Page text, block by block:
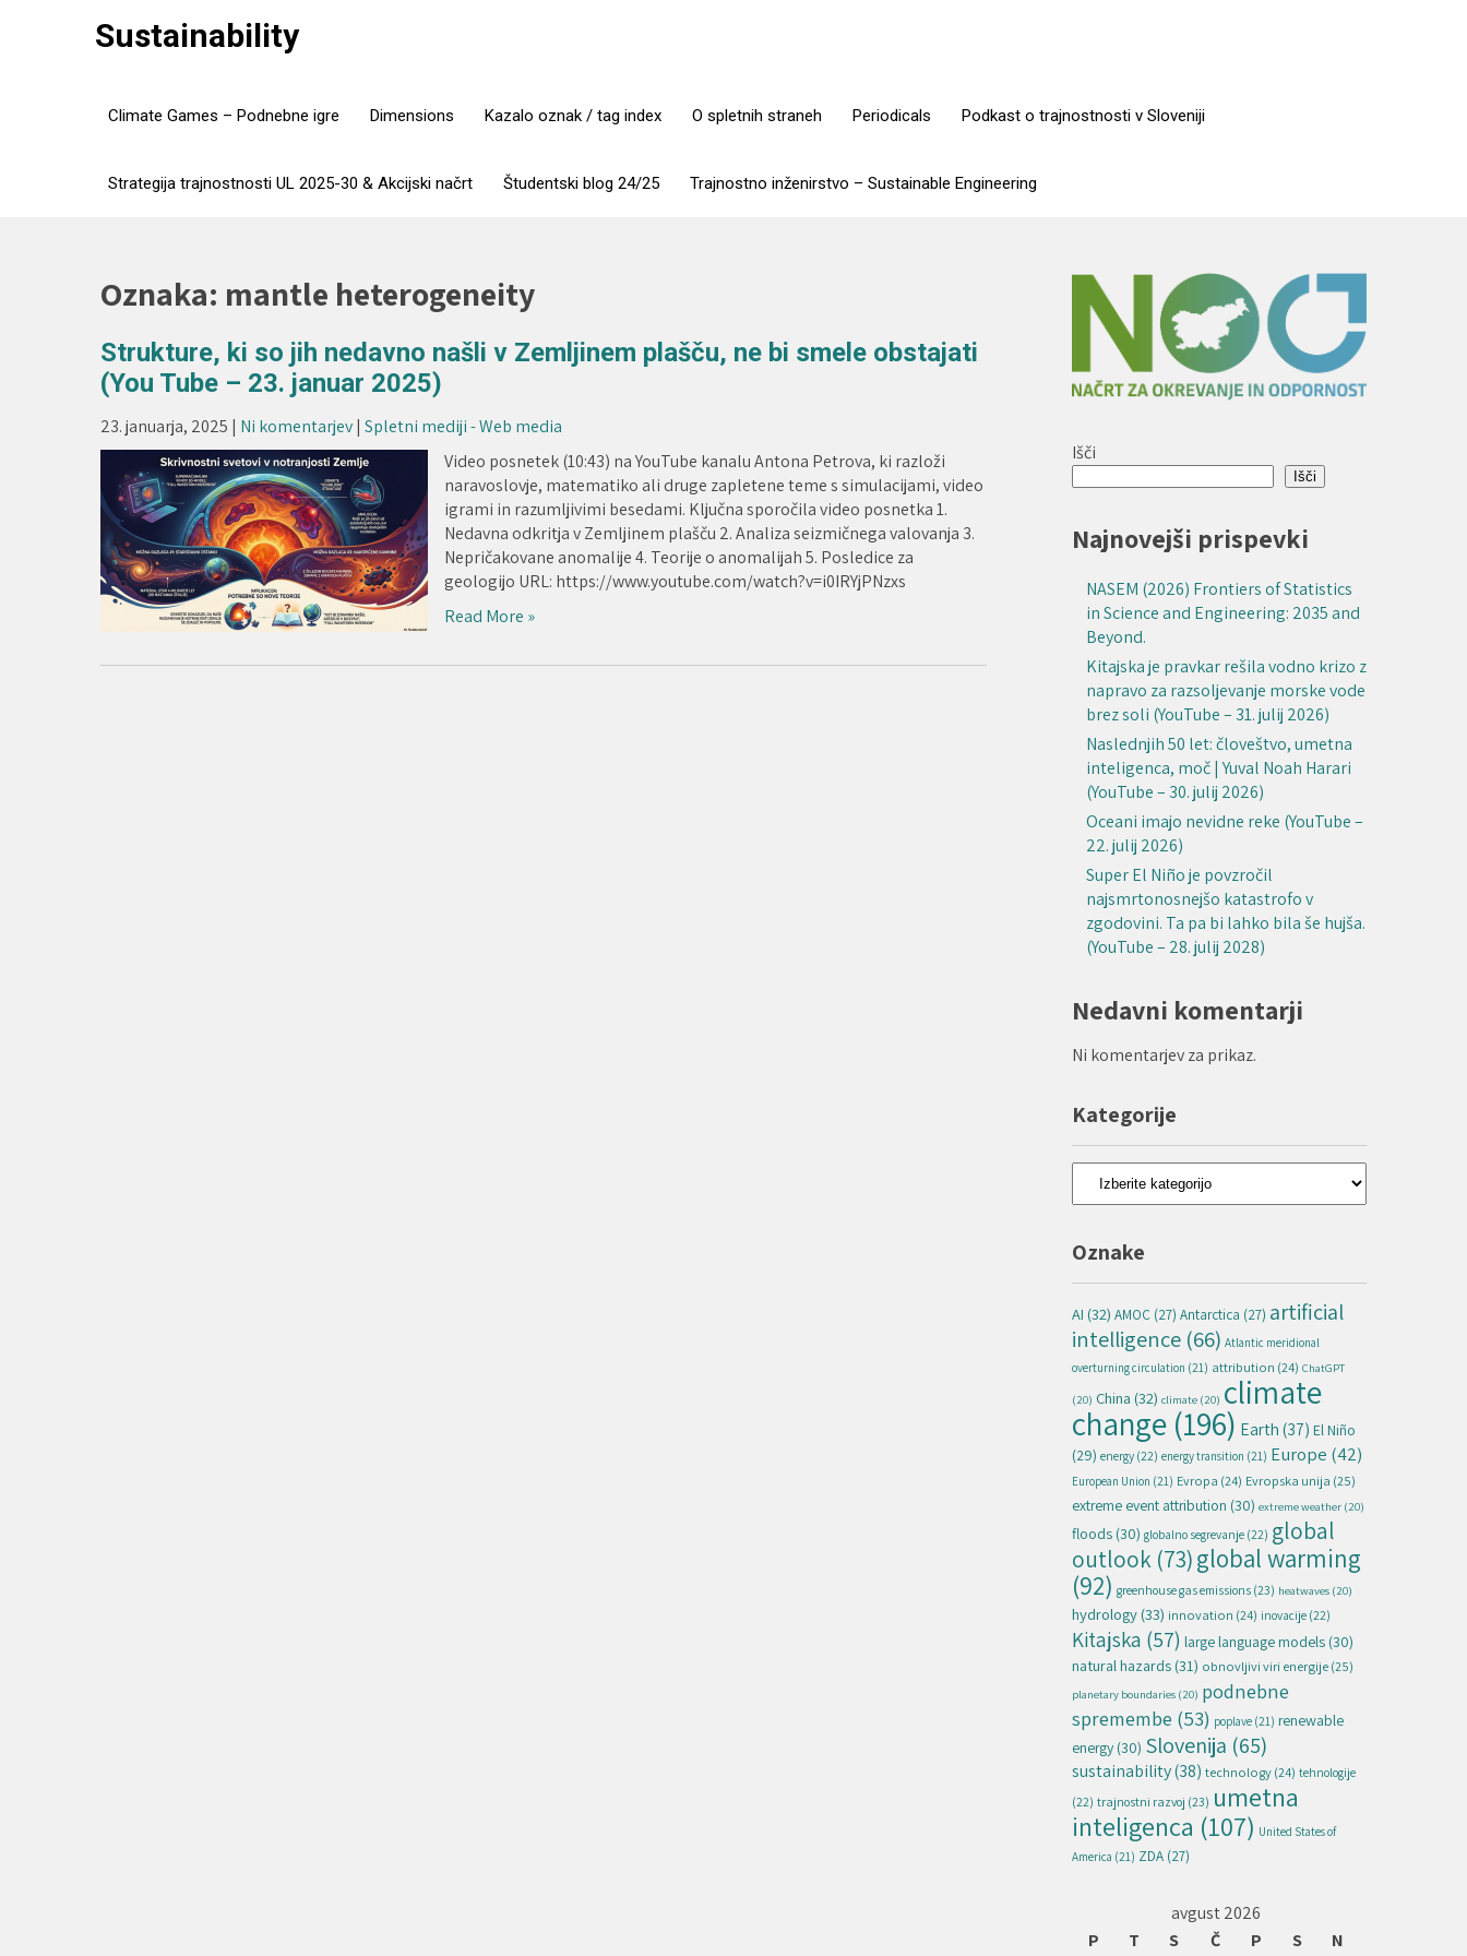
Sustainability
Climate Games – Podnebne igre Dimensions Kazalo oznak / tag index O spletnih straneh Periodicals Podkast o trajnostnosti v Sloveniji
Strategija trajnostnosti UL 2025-30 & Akcijski načrt Študentski blog 24/25 Trajnostno inženirstvo – Sustainable Engineering
Oznaka: mantle heterogeneity
Strukture, ki so jih nedavno našli v Zemljinem plašču, ne bi smele obstajati
(You Tube – 23. januar 2025)
23. januarja, 2025 | Ni komentarjev| Spletni mediji - Web media
Video posnetek (10:43) na YouTube kanalu Antona Petrova, ki razloži
naravoslovje, matematiko ali druge zapletene teme s simulacijami, video
igrami in razumljivimi besedami. Ključna sporočila video posnetka 1.
Nedavna odkritja v Zemljinem plašču 2. Analiza seizmičnega valovanja 3.
Nepričakovane anomalije 4. Teorije o anomalijah 5. Posledice za
geologijo URL: https://www.youtube.com/watch?v=i0IRYjPNzxs
Read More »
Išči
Išči
Najnovejši prispevki
NASEM (2026) Frontiers of Statistics
in Science and Engineering: 2035 and
Beyond.
Kitajska je pravkar rešila vodno krizo z
napravo za razsoljevanje morske vode
brez soli (YouTube – 31. julij 2026)
Naslednjih 50 let: človeštvo, umetna
inteligenca, moč | Yuval Noah Harari
(YouTube – 30. julij 2026)
Oceani imajo nevidne reke (YouTube –
22. julij 2026)
Super El Niño je povzročil
najsmrtonosnejšo katastrofo v
zgodovini. Ta pa bi lahko bila še hujša.
(YouTube – 28. julij 2028)
Nedavni komentarji
Ni komentarjev za prikaz.
Kategorije
Kategorije
Oznake
AI (32) AMOC (27) Antarctica (27) artificial
intelligence (66) Atlantic meridional
overturning circulation (21) attribution (24) ChatGPT
(20) China (32) climate (20) climate
change (196) Earth (37) El Niño
(29) energy (22) energy transition (21) Europe (42)
European Union (21) Evropa (24) Evropska unija (25)
extreme event attribution (30) extreme weather (20)
floods (30) globalno segrevanje (22) global
outlook (73)global warming
(92) greenhouse gas emissions (23) heatwaves (20)
hydrology(33) innovation (24) inovacije (22)
Kitajska (57) large language models (30)
natural hazards (31) obnovljivi viri energije(25)
planetary boundaries (20) podnebne
spremembe (53) poplave (21) renewable
energy (30) Slovenija (65)
sustainability(38) technology(24) tehnologije
(22) trajnostni razvoj (23) umetna
inteligenca (107) United States of
America (21) ZDA (27)
avgust 2026
P
T S Č P S N